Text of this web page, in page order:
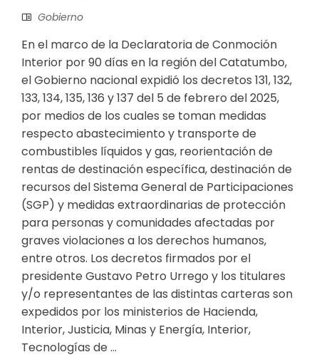
Gobierno
En el marco de la Declaratoria de Conmoción
Interior por 90 días en la región del Catatumbo,
el Gobierno nacional expidió los decretos 131, 132,
133, 134, 135, 136 y 137 del 5 de febrero del 2025,
por medios de los cuales se toman medidas
respecto abastecimiento y transporte de
combustibles líquidos y gas, reorientación de
rentas de destinación específica, destinación de
recursos del Sistema General de Participaciones
(SGP) y medidas extraordinarias de protección
para personas y comunidades afectadas por
graves violaciones a los derechos humanos,
entre otros. Los decretos firmados por el
presidente Gustavo Petro Urrego y los titulares
y/o representantes de las distintas carteras son
expedidos por los ministerios de Hacienda,
Interior, Justicia, Minas y Energía, Interior,
Tecnologías de ...